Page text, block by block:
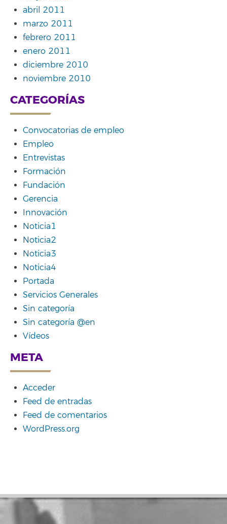
abril 2011
marzo 2011
febrero 2011
enero 2011
diciembre 2010
noviembre 2010
CATEGORÍAS
Convocatorias de empleo
Empleo
Entrevistas
Formación
Fundación
Gerencia
Innovación
Noticia1
Noticia2
Noticia3
Noticia4
Portada
Servicios Generales
Sin categoría
Sin categoría @en
Vídeos
META
Acceder
Feed de entradas
Feed de comentarios
WordPress.org